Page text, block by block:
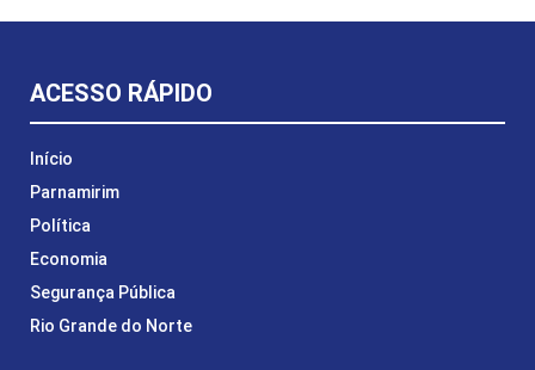
ACESSO RÁPIDO
Início
Parnamirim
Política
Economia
Segurança Pública
Rio Grande do Norte